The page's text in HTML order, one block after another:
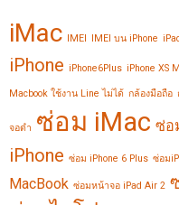
iMac IMEI IMEI บน iPhone
iPhone iPhone6Plus iPhone XS
Macbook ใช้งาน Line ไม่ได้ กล้องมือถือ
จอดำ ซ่อม iMac ซ่อ
iPhone ซ่อม iPhone 6 Plus ซ่อม
MacBook ซ่อมหน้าจอ iPad Air 2